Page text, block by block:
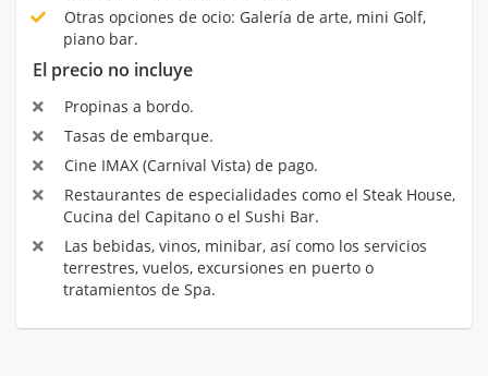
Otras opciones de ocio: Galería de arte, mini Golf,
piano bar.
El precio no incluye
Propinas a bordo.
Tasas de embarque.
Cine IMAX (Carnival Vista) de pago.
Restaurantes de especialidades como el Steak House,
Cucina del Capitano o el Sushi Bar.
Las bebidas, vinos, minibar, así como los servicios
terrestres, vuelos, excursiones en puerto o
tratamientos de Spa.